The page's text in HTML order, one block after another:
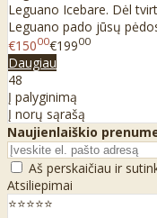
Leguano Icebare. Dėl
Leguano pado jūsų
€15000€19900
Daugiau
48
Į palyginimą
Į norų sąrašą
Naujienlaiškio
Aš perskaičiau ir
Atsiliepimai
⭐⭐⭐⭐⭐